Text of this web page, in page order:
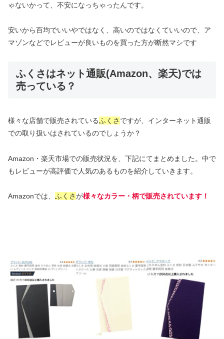
ゃないかって、不安になっちゃったんです。
安いから百均でいいやではなく、高いのではなくていいので、ア
マゾンなどでレビューが良いものを買った方が断然マシです
ふくさはネット通販(Amazon、楽天)では
売っている？
様々な店舗で販売されているふくさ ですが、インターネット通販
での取り扱いはされているのでしょうか？
Amazon・楽天市場での販売状況を、下記にてまとめました。中で
もレビューが高評価で人気のあるものを紹介していきます。
Amazonでは、 ふくさが様々なカラー・柄で販売されています！